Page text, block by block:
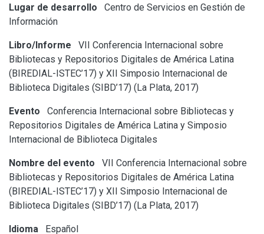
Lugar de desarrollo
Centro de Servicios en Gestión de
Información
Libro/Informe
VII Conferencia Internacional sobre
Bibliotecas y Repositorios Digitales de América Latina
(BIREDIAL-ISTEC’17) y XII Simposio Internacional de
Biblioteca Digitales (SIBD’17) (La Plata, 2017)
Evento
Conferencia Internacional sobre Bibliotecas y
Repositorios Digitales de América Latina y Simposio
Internacional de Biblioteca Digitales
Nombre del evento
VII Conferencia Internacional sobre
Bibliotecas y Repositorios Digitales de América Latina
(BIREDIAL-ISTEC’17) y XII Simposio Internacional de
Biblioteca Digitales (SIBD’17) (La Plata, 2017)
Idioma Español